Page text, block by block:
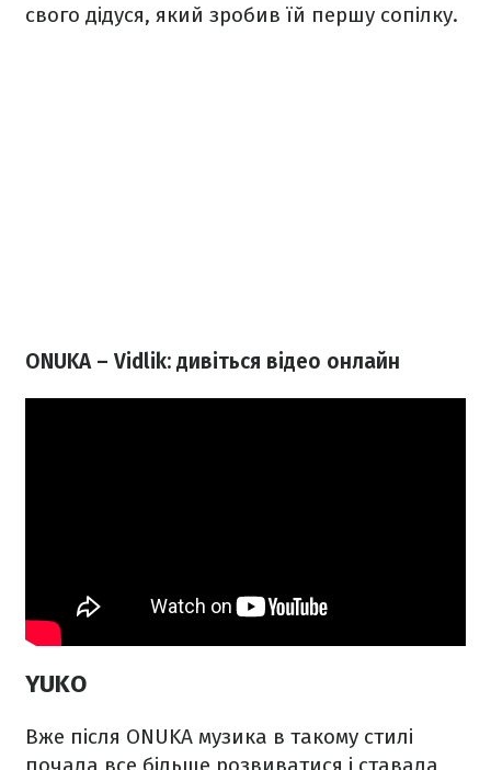
свого дідуся, який зробив їй першу сопілку.
ONUKA – Vidlik: дивіться відео онлайн
YUKO
Вже після ONUKA музика в такому стилі